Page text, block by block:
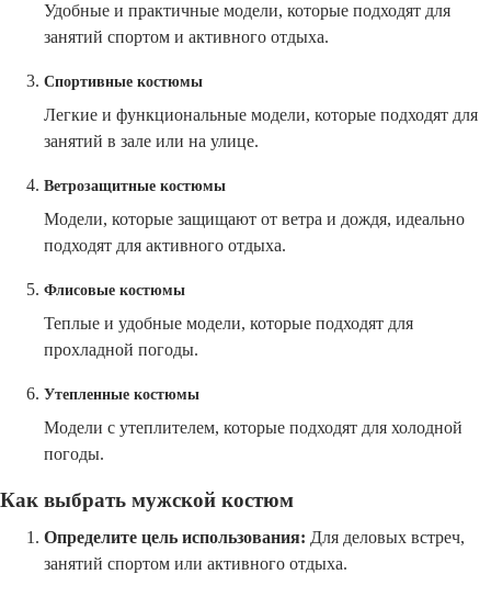
Удобные и практичные модели, которые подходят для
занятий спортом и активного отдыха.
Спортивные костюмы
Легкие и функциональные модели, которые подходят для
занятий в зале или на улице.
Ветрозащитные костюмы
Модели, которые защищают от ветра и дождя, идеально
подходят для активного отдыха.
Флисовые костюмы
Теплые и удобные модели, которые подходят для
прохладной погоды.
Утепленные костюмы
Модели с утеплителем, которые подходят для холодной
погоды.
Как выбрать мужской костюм
Определите цель использования: Для деловых встреч,
занятий спортом или активного отдыха.